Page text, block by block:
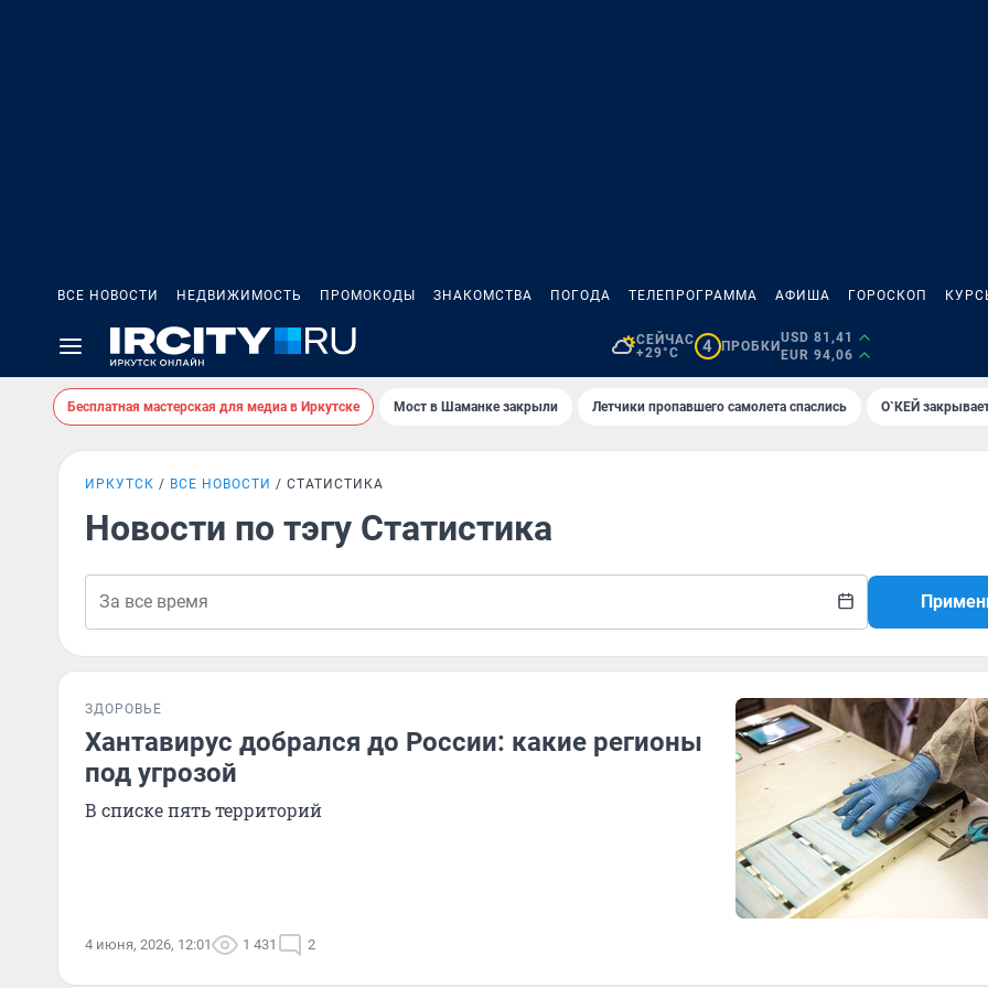
ВСЕ НОВОСТИ НЕДВИЖИМОСТЬ ПРОМОКОДЫ ЗНАКОМСТВА ПОГОДА ТЕЛЕПРОГРАММА АФИША ГОРОСКОП
СЕЙЧАС
+29°C
4 ПРОБКИ
USD 81,41
EUR 94,06
Бесплатная мастерская для медиа в Иркутске Мост в Шаманке закрыли Летчики пропавшего самолета спаслись О`КЕЙ
ИРКУТСК ВСЕ НОВОСТИ СТАТИСТИКА
Новости по тэгу Статистика
ЗДОРОВЬЕ
Хантавирус добрался до России: какие регионы
под угрозой
В списке пять территорий
4 июня, 2026, 12:01 1 431 2